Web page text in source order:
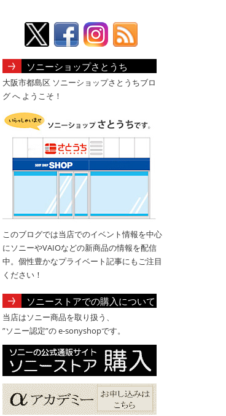
ソニーショップさとうち
大阪市都島区 ソニーショップさとうちブロ
グ へ ようこそ！
このブログでは当店でのイベント情報を中心
にソニーやVAIOなどの新商品の情報を配信
中。個性豊かなプライベート記事にもご注目
ください！
ソニーストアでの購入について
当店はソニー商品を取り扱う、
”ソニー認定”の e-sonyshopです。